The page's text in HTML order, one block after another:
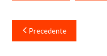
Navigazione
articoli
Precedente